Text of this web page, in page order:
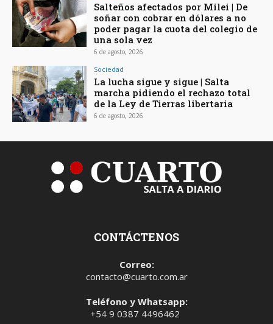
Salteños afectados por Milei | De
soñar con cobrar en dólares a no
poder pagar la cuota del colegio de
una sola vez
6 de agosto, 2026
Sociedad
La lucha sigue y sigue | Salta
marcha pidiendo el rechazo total
de la Ley de Tierras libertaria
6 de agosto, 2026
CONTÁCTENOS
Correo:
contacto@cuarto.com.ar
Teléfono y Whatsapp:
+54 9 0387 4496462